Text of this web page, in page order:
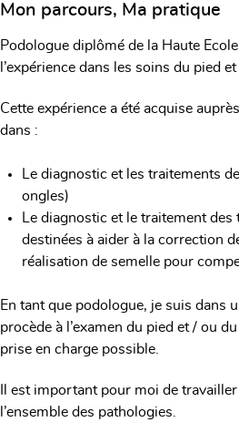
Mon parcours, Ma pratique
Podologue diplômé de la Haute
l’expérience dans les soins du pied
Cette expérience a été acquise
dans :
Le diagnostic et les traitements
ongles)
Le diagnostic et le traitement
destinées à aider à la correction
réalisation de semelle pour
En tant que podologue, je suis dans
procède à l’examen du pied et / ou
prise en charge possible.
Il est important pour moi de
l’ensemble des pathologies.